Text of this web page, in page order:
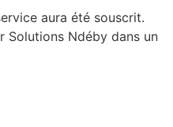
aura été souscrit.
Solutions Ndéby dans un